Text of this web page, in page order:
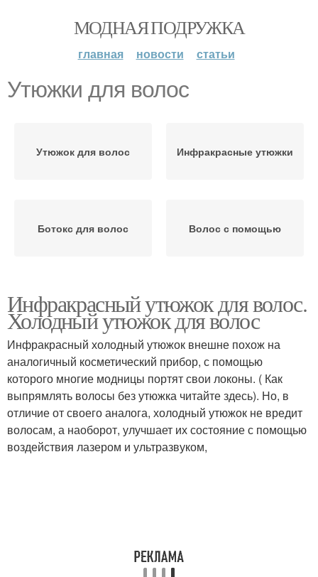
МОДНАЯ ПОДРУЖКА
главная новости статьи
Утюжки для волос
Утюжок для волос Инфракрасные утюжки
Ботокс для волос Волос с помощью
Инфракрасный утюжок для волос.
Холодный утюжок для волос
Инфракрасный холодный утюжок внешне похож на
аналогичный косметический прибор, с помощью
которого многие модницы портят свои локоны. ( Как
выпрямлять волосы без утюжка читайте здесь). Но, в
отличие от своего аналога, холодный утюжок не вредит
волосам, а наоборот, улучшает их состояние с помощью
воздействия лазером и ультразвуком,